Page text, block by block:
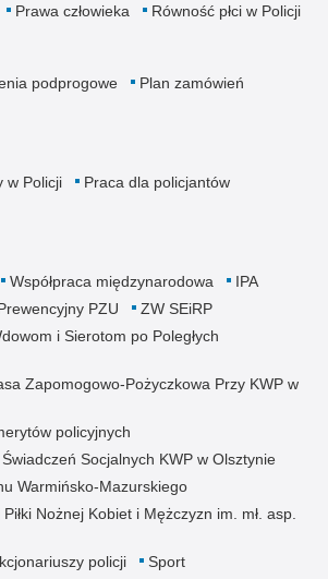
Prawa człowieka Równość płci w Policji
podprogowe
Plan zamówień
w Policji
Praca dla policjantów
Współpraca międzynarodowa
IPA
PZU
ZW SEiRP
i Sierotom po Poległych
Zapomogowo-Pożyczkowa Przy KWP w
policyjnych
Socjalnych KWP w Olsztynie
Warmińsko-Mazurskiego
Nożnej Kobiet i Mężczyzn im. mł. asp.
policji
Sport